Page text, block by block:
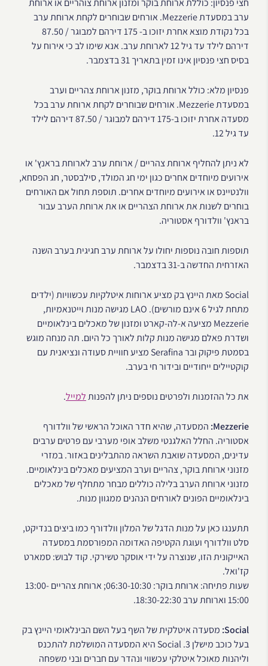
חצי פנסיון: כוללת ארוחת בוקר ומזנון ארוחת צוהריים או ארוחת
ערב במסעדת Mezzerie. אורחים שבוחרים לקחת ארוחת ערב
בכל נקודת מוצא אחרת יזוכו ב- 175 דירהם למבוגר / 87.50
דירהם לילד עד גיל 12 לארוחת ערב. אנא שימו לב כי אירוח על
בסיס חצי פנסיון אינו זמין בתאריך 31 בדצמבר.
פנסיון מלא: כולל ארוחת בוקר, מזנון ארוחת צהריים וערב
במסעדת Mezzerie. אורחים שבוחרים לקחת ארוחת ערב בכל
מסעדה אחרת יזוכו ב-175 דירהם למבוגר / 87.50 דירהם לילד
עד גיל 12.
לא ניתן להחליף ארוחת צהריים / ארוחת ערב לארוחת בראנץ' או
אירועים מיוחדים אחרים כגון ימי חג המולד, סילבסטר, חג הפסחא,
וולנטיינס או אירועים מיוחדים אחרים. תוספת תחול אם האורחים
בוחרים לשנות את ארוחת הצהריים או את ארוחת הערב עבור
בראנץ' וולדורף אסטוריה.
תוספות חובה נוספות יחולו על ארוחת ערב חגיגית בערב השנה
האזרחית החדשה ב-31 בדצמבר.
Social מאת היינץ בק מציע ארוחות איטלקיות עכשוויות (ילדים
מתחת לגיל 6 אינם מורשים). LAO מגישה מנות וייטנאמיות,
Mezzerie מציעה א-לה-קארט ומזנון של מאכלים בינלאומיים
ושדרת פאלם מגישה מנות קלות לאורך כל היום. תה מנחה מוגש
בסמטת פיקוק ובר Serafina מציע חוויית סעודה ונציאנית עם
קוקטיילים ייחודיים ובידור חי בערב.
את כל ההזמנות ולפרטים נוספים ניתן להפנותלמייל.
Mezzerie: המסעדה, שהיא חדר האוכל הראשי של וולדורף
אסטוריה. החלל האלגנטי משלב אופי מערבי עם פרטים ערבים
עדינים, המסעדה שואבת השראה מהתבלינים באזור. במזרי
מזנוני ארוחת בוקר, צהריים וערב המציעים מאכלים בינלאומיים.
מזנוני ארוחת הערב בלילה כוללים מבחר מתחלף של מאכלים
בינלאומיים הפונים לאורחים הנהנים ממגוון מנות.
תתענגו כאן על מנות הדגל של המלון וולדורף כמו ביצים בנדיקט,
סלט וולדורף ועוגת הקטיפה האדומה המפורסמת במסעדה
האייקונית הזו, שנוצרה על ידי אוסקר טשירקי. קוד לבוש: סמארט
קז'ואל.
שעות פתיחה: ארוחת בוקר: 06:30-10:30; ארוחת צהריים 13:00-
15:00 וארוחת ערב 18:30-22:30.
Social: מסעדה איטלקית של השף בעל השם הבינלאומי היינץ בק
בעל כוכב מישלן 3. Social היא המסעדה המושלמת להתכנס
וליהנות מאוכל איטלקי עכשווי ונהדר עם חברים ובני משפחה